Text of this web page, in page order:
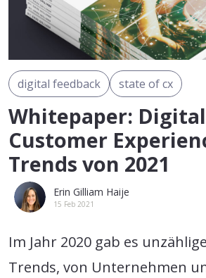
digital feedback state of cx
Whitepaper:
Customer
Trends von 2021
Erin Gilliam Haije
15 Feb 2021
Im Jahr 2020 gab es
Trends, von Unternehmen